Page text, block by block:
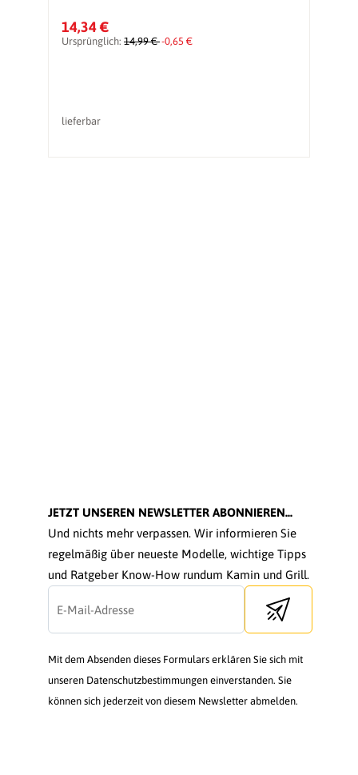
14,34 €
Ursprünglich: 14,99 €-0,65 €
lieferbar
JETZT UNSEREN NEWSLETTER ABONNIEREN...
Und nichts mehr verpassen. Wir informieren Sie
regelmäßig über neueste Modelle, wichtige Tipps
und Ratgeber Know-How rundum Kamin und Grill.
Send newsletter
Mit dem Absenden dieses Formulars erklären Sie sich mit
unseren Datenschutzbestimmungen einverstanden. Sie
können sich jederzeit von diesem Newsletter abmelden.